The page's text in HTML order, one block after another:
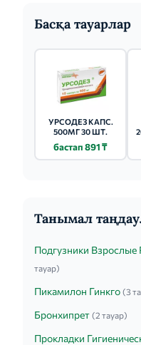
Басқа тауарлар
УРСОДЕЗ КАПС.
500МГ 30 ШТ.
бастап 891 ₸
Танымал
Подгузники Взрослые
тауар)
Пикамилон Гинкго (3
Бронхипрет (2 тауар)
Прокладки